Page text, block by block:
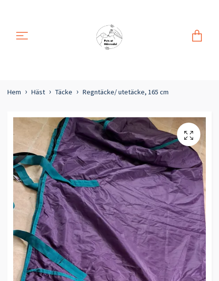
Hem Häst Täcke Regntäcke/ utetäcke, 165 cm